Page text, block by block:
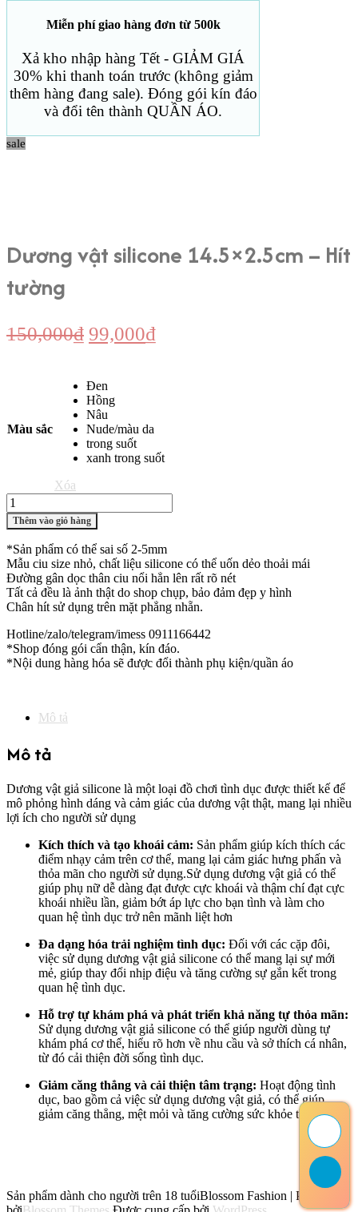
Miễn phí giao hàng đơn từ 500k
Xả kho nhập hàng Tết - GIẢM GIÁ
30% khi thanh toán trước (không giảm
thêm hàng đang sale). Đóng gói kín đáo
và đổi tên thành QUẦN ÁO.
sale
Dương vật silicone 14.5×2.5cm – Hít
tường
150,000₫ Giá
là:
150,000₫.
99,000₫Giá
Màu sắc
Đen
Hồng
Nâu
Nude/màu da
trong suốt
xanh trong suốt
Xóa
Dương
vật
silicone
14.5x2.5cm
-
Hít
tường
số
lượng
Thêm vào giỏ hàng
*Sản phẩm có thể sai số 2-5mm
Mẫu ciu size nhỏ, chất liệu silicone có thể uốn dẻo thoải mái
Đường gân dọc thân ciu nổi hẳn lên rất rõ nét
Tất cả đều là ảnh thật do shop chụp, bảo đảm đẹp y hình
Chân hít sử dụng trên mặt phẳng nhẵn.
Hotline/zalo/telegram/imess 0911166442
*Shop đóng gói cẩn thận, kín đáo.
*Nội dung hàng hóa sẽ được đổi thành phụ kiện/quần áo
Mô tả
Mô tả
Dương vật giả silicone là một loại đồ chơi tình dục được thiết kế để
mô phỏng hình dáng và cảm giác của dương vật thật, mang lại nhiều
lợi ích cho người sử dụng
Kích thích và tạo khoái cảm: Sản phẩm giúp kích thích các
điểm nhạy cảm trên cơ thể, mang lại cảm giác hưng phấn và
thỏa mãn cho người sử dụng.Sử dụng dương vật giả có thể
giúp phụ nữ dễ dàng đạt được cực khoái và thậm chí đạt cực
khoái nhiều lần, giảm bớt áp lực cho bạn tình và làm cho
quan hệ tình dục trở nên mãnh liệt hơn
Đa dạng hóa trải nghiệm tình dục: Đối với các cặp đôi,
việc sử dụng dương vật giả silicone có thể mang lại sự mới
mẻ, giúp thay đổi nhịp điệu và tăng cường sự gắn kết trong
quan hệ tình dục.
Hỗ trợ tự khám phá và phát triển khả năng tự thỏa mãn:
Sử dụng dương vật giả silicone có thể giúp người dùng tự
khám phá cơ thể, hiểu rõ hơn về nhu cầu và sở thích cá nhân,
từ đó cải thiện đời sống tình dục.
Giảm căng thẳng và cải thiện tâm trạng: Hoạt động tình
dục, bao gồm cả việc sử dụng dương vật giả, có thể giúp
giảm căng thẳng, mệt mỏi và tăng cường sức khỏe tinh thần.
Sản phẩm dành cho người trên 18 tuổiBlossom Fashion | Phát triển